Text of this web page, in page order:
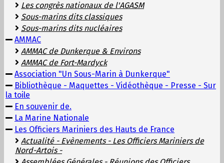
Les congrès nationaux de l'AGASM
Sous-marins dits classiques
Sous-marins dits nucléaires
AMMAC
AMMAC de Dunkerque & Environs
AMMAC de Fort-Mardyck
Association "Un Sous-Marin à Dunkerque"
Bibliothèque - Maquettes - Vidéothèque - Presse - Sur
la toile
En souvenir de.
La Marine Nationale
Les Officiers Mariniers des Hauts de France
Actualité - Evènements - Les Officiers Mariniers de
Nord-Artois -